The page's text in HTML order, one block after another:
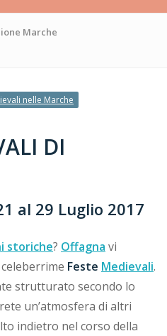
Marche
nelle Marche
DI
al 29 Luglio 2017
storiche? Offagna vi
Feste Medievali.
strutturato secondo lo
un’atmosfera di altri
indietro nel corso della